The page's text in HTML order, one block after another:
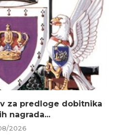
za predloge dobitnika
nagrada...
2026